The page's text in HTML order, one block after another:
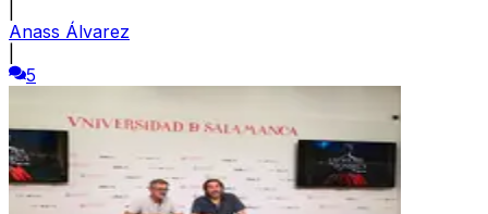
Anass Álvarez
5